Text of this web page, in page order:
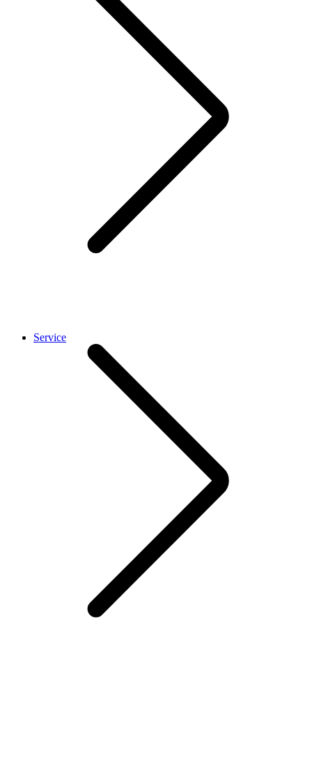
Service